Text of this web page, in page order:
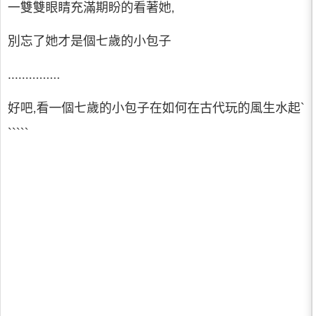
一雙雙眼睛充滿期盼的看著她,
別忘了她才是個七歲的小包子
...............
好吧,看一個七歲的小包子在如何在古代玩的風生水起`
`````